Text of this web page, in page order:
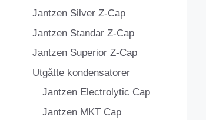
Jantzen Silver Z-Cap
Jantzen Standar Z-Cap
Jantzen Superior Z-Cap
Utgåtte kondensatorer
Jantzen Electrolytic Cap
Jantzen MKT Cap